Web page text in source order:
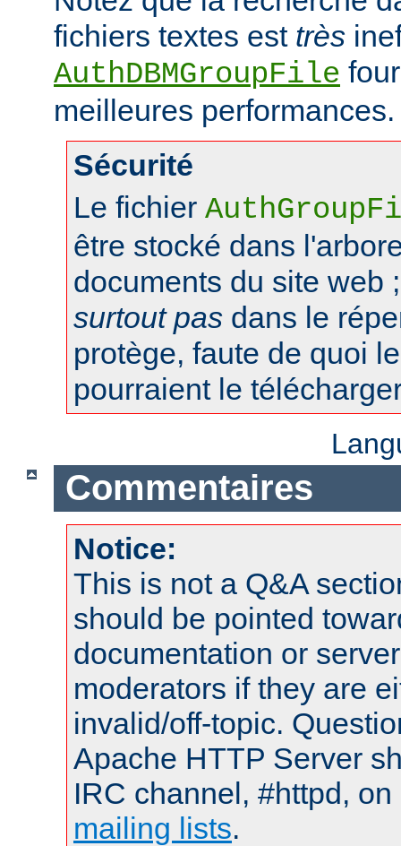
fichiers textes est très
AuthDBMGroupFile
meilleures performances.
Sécurité
Le fichier
être stocké dans
documents du site web
surtout pas dans le
protège, faute de quoi
pourraient le
Commentaires
Notice:
This is not a Q&A
should be pointed
documentation or
moderators if they are
invalid/off-topic.
Apache HTTP Server
IRC channel, #httpd,
mailing lists.